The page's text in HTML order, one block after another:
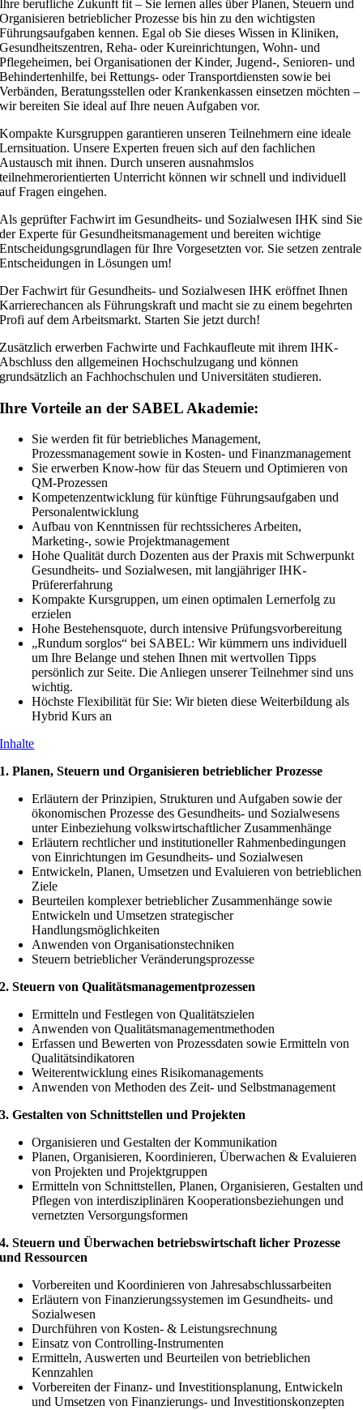
Ihre berufliche Zukunft fit – Sie lernen alles über Planen, Steuern und
Organisieren betrieblicher Prozesse bis hin zu den wichtigsten
Führungsaufgaben kennen. Egal ob Sie dieses Wissen in Kliniken,
Gesundheitszentren, Reha- oder Kureinrichtungen, Wohn- und
Pflegeheimen, bei Organisationen der Kinder, Jugend-, Senioren- und
Behindertenhilfe, bei Rettungs- oder Transportdiensten sowie bei
Verbänden, Beratungsstellen oder Krankenkassen einsetzen möchten –
wir bereiten Sie ideal auf Ihre neuen Aufgaben vor.
Kompakte Kursgruppen garantieren unseren Teilnehmern eine ideale
Lernsituation. Unsere Experten freuen sich auf den fachlichen
Austausch mit ihnen. Durch unseren ausnahmslos
teilnehmerorientierten Unterricht können wir schnell und individuell
auf Fragen eingehen.
Als geprüfter Fachwirt im Gesundheits- und Sozialwesen IHK sind Sie
der Experte für Gesundheitsmanagement und bereiten wichtige
Entscheidungsgrundlagen für Ihre Vorgesetzten vor. Sie setzen zentrale
Entscheidungen in Lösungen um!
Der Fachwirt für Gesundheits- und Sozialwesen IHK eröffnet Ihnen
Karrierechancen als Führungskraft und macht sie zu einem begehrten
Profi auf dem Arbeitsmarkt. Starten Sie jetzt durch!
Zusätzlich erwerben Fachwirte und Fachkaufleute mit ihrem IHK-
Abschluss den allgemeinen Hochschulzugang und können
grundsätzlich an Fachhochschulen und Universitäten studieren.
Ihre Vorteile an der SABEL Akademie:
Sie werden fit für betriebliches Management,
Prozessmanagement sowie in Kosten- und Finanzmanagement
Sie erwerben Know-how für das Steuern und Optimieren von
QM-Prozessen
Kompetenzentwicklung für künftige Führungsaufgaben und
Personalentwicklung
Aufbau von Kenntnissen für rechtssicheres Arbeiten,
Marketing-, sowie Projektmanagement
Hohe Qualität durch Dozenten aus der Praxis mit Schwerpunkt
Gesundheits- und Sozialwesen, mit langjähriger IHK-
Prüfererfahrung
Kompakte Kursgruppen, um einen optimalen Lernerfolg zu
erzielen
Hohe Bestehensquote, durch intensive Prüfungsvorbereitung
„Rundum sorglos“ bei SABEL: Wir kümmern uns individuell
um Ihre Belange und stehen Ihnen mit wertvollen Tipps
persönlich zur Seite. Die Anliegen unserer Teilnehmer sind uns
wichtig.
Höchste Flexibilität für Sie: Wir bieten diese Weiterbildung als
Hybrid Kurs an
Inhalte
1. Planen, Steuern und Organisieren betrieblicher Prozesse
Erläutern der Prinzipien, Strukturen und Aufgaben sowie der
ökonomischen Prozesse des Gesundheits- und Sozialwesens
unter Einbeziehung volkswirtschaftlicher Zusammenhänge
Erläutern rechtlicher und institutioneller Rahmenbedingungen
von Einrichtungen im Gesundheits- und Sozialwesen
Entwickeln, Planen, Umsetzen und Evaluieren von betrieblichen
Ziele
Beurteilen komplexer betrieblicher Zusammenhänge sowie
Entwickeln und Umsetzen strategischer
Handlungsmöglichkeiten
Anwenden von Organisationstechniken
Steuern betrieblicher Veränderungsprozesse
2.Steuern von Qualitätsmanagementprozessen
Ermitteln und Festlegen von Qualitätszielen
Anwenden von Qualitätsmanagementmethoden
Erfassen und Bewerten von Prozessdaten sowie Ermitteln von
Qualitätsindikatoren
Weiterentwicklung eines Risikomanagements
Anwenden von Methoden des Zeit- und Selbstmanagement
3. Gestalten von Schnittstellen und Projekten
Organisieren und Gestalten der Kommunikation
Planen, Organisieren, Koordinieren, Überwachen & Evaluieren
von Projekten und Projektgruppen
Ermitteln von Schnittstellen, Planen, Organisieren, Gestalten und
Pflegen von interdisziplinären Kooperationsbeziehungen und
vernetzten Versorgungsformen
4. Steuern und Überwachen betriebswirtschaft licher Prozesse
und Ressourcen
Vorbereiten und Koordinieren von Jahresabschlussarbeiten
Erläutern von Finanzierungssystemen im Gesundheits- und
Sozialwesen
Durchführen von Kosten- & Leistungsrechnung
Einsatz von Controlling-Instrumenten
Ermitteln, Auswerten und Beurteilen von betrieblichen
Kennzahlen
Vorbereiten der Finanz- und Investitionsplanung, Entwickeln
und Umsetzen von Finanzierungs- und Investitionskonzepten